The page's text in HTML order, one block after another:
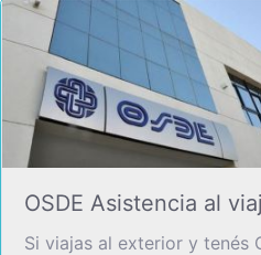
OSDE Asistencia al
Si viajas al exterior y tenés